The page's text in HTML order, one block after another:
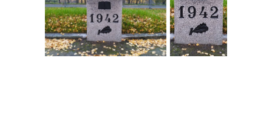
Цифровая экскурсия
Новости